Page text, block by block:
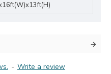
- Write a review